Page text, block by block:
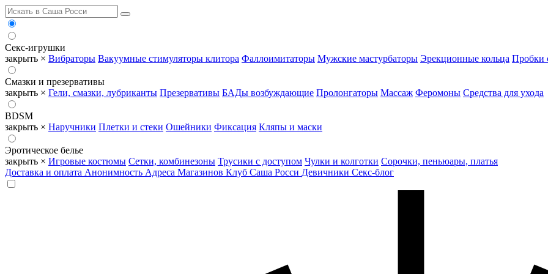
Секс-игрушки
закрыть × Вибраторы Вакуумные стимуляторы клитора Фаллоимитаторы Мужские мастурбаторы Эрекционные кольца Пробки
Смазки и презервативы
закрыть × Гели, смазки, лубриканты Презервативы БАДы возбуждающие Пролонгаторы Массаж Феромоны Средства для ухода
BDSM
закрыть × Наручники Плетки и стеки Ошейники Фиксация Кляпы и маски
Эротическое белье
закрыть × Игровые костюмы Сетки, комбинезоны Трусики с доступом Чулки и колготки Сорочки, пеньюары, платья
Доставка и оплата Анонимность Адреса Магазинов Клуб Саша Росси Девичники Секс-блог